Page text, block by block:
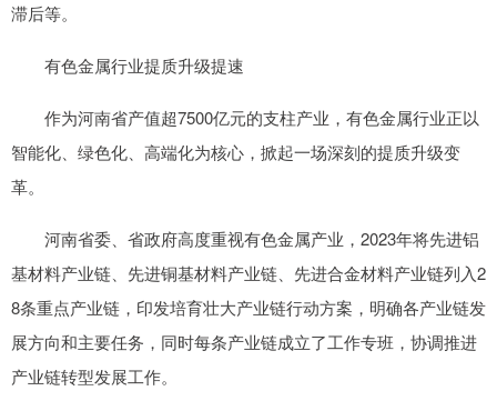
滞后等。
有色金属行业提质升级提速
作为河南省产值超7500亿元的支柱产业，有色金属行业正以
智能化、绿色化、高端化为核心，掀起一场深刻的提质升级变
革。
河南省委、省政府高度重视有色金属产业，2023年将先进铝
基材料产业链、先进铜基材料产业链、先进合金材料产业链列入2
8条重点产业链，印发培育壮大产业链行动方案，明确各产业链发
展方向和主要任务，同时每条产业链成立了工作专班，协调推进
产业链转型发展工作。